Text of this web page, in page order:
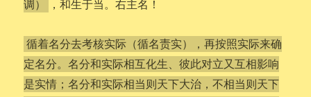
调）
，和生于当。右主名！
循着名分去考核实际（循名责实），再按照实际来确
定名分。名分和实际相互化生、彼此对立又互相影响
是实情；名分和实际相当则天下大治，不相当则天下